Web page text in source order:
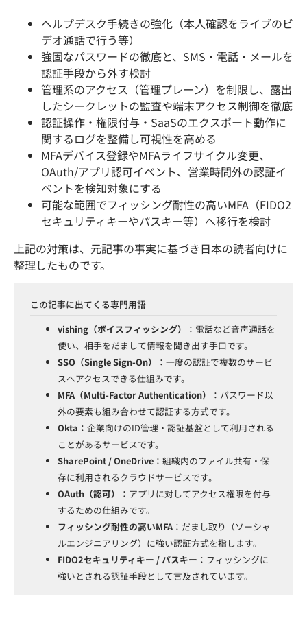
ヘルプデスク手続きの強化（本人確認をライブのビ
デオ通話で行う等）
強固なパスワードの徹底と、SMS・電話・メールを
認証手段から外す検討
管理系のアクセス（管理プレーン）を制限し、露出
したシークレットの監査や端末アクセス制御を徹底
認証操作・権限付与・SaaSのエクスポート動作に
関するログを整備し可視性を高める
MFAデバイス登録やMFAライフサイクル変更、
OAuth/アプリ認可イベント、営業時間外の認証イ
ベントを検知対象にする
可能な範囲でフィッシング耐性の高いMFA（FIDO2
セキュリティキーやパスキー等）へ移行を検討
上記の対策は、元記事の事実に基づき日本の読者向けに
整理したものです。
この記事に出てくる専門用語
vishing（ボイスフィッシング）
：電話など音声通話を
使い、相手をだまして情報を聞き出す手口です。
SSO（Single Sign-On）
：一度の認証で複数のサービ
スへアクセスできる仕組みです。
MFA（Multi-Factor Authentication）
：パスワード以
外の要素も組み合わせて認証する方式です。
Okta ：企業向けのID管理・認証基盤として利用される
ことがあるサービスです。
SharePoint / OneDrive ：組織内のファイル共有・保
存に利用されるクラウドサービスです。
OAuth（認可）
：アプリに対してアクセス権限を付与
するための仕組みです。
フィッシング耐性の高いMFA ：だまし取り（ソーシャ
ルエンジニアリング）に強い認証方式を指します。
FIDO2セキュリティキー / パスキー ：フィッシングに
強いとされる認証手段として言及されています。